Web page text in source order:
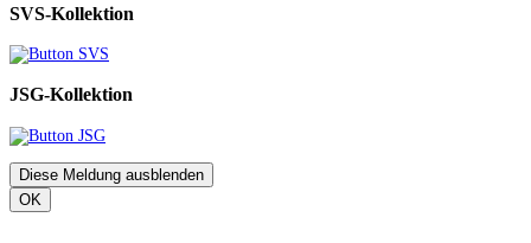
SVS-Kollektion
JSG-Kollektion
Diese Meldung ausblenden
OK